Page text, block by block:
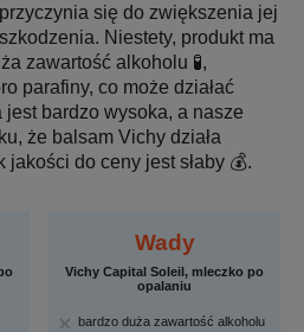
się do zwiększenia jej
Niestety, produkt ma
zawartość alkoholu 🧪,
parafiny, co może działać
bardzo wysoka, a nasze
że balsam Vichy działa
do ceny jest słaby 💰.
Wady
Vichy Capital Soleil, mleczko po
opalaniu
bardzo duża zawartość alkoholu